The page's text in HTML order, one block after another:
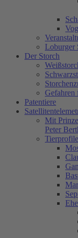
Loburger
Der Storch
Gefahren
Patentiere
Mit
Peter
Tierprofile